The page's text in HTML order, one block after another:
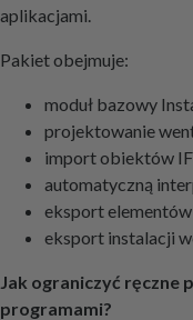
aplikacjami.
Pakiet obejmuje:
moduł bazowy
projektowanie
import obiektów
automatyczną
eksport
eksport instalacji
Jak ograniczyć ręczne
programami?